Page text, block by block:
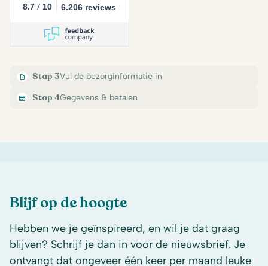
8.7 / 10 6.206 reviews
Stap 3Vul de bezorginformatie in
Stap 4Gegevens & betalen
Blijf op de hoogte
Hebben we je geïnspireerd, en wil je dat graag
blijven? Schrijf je dan in voor de nieuwsbrief. Je
ontvangt dat ongeveer één keer per maand leuke